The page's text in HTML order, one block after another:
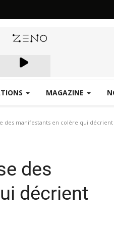
MAGAZINE
des manifestants en colère qui
des
décrient